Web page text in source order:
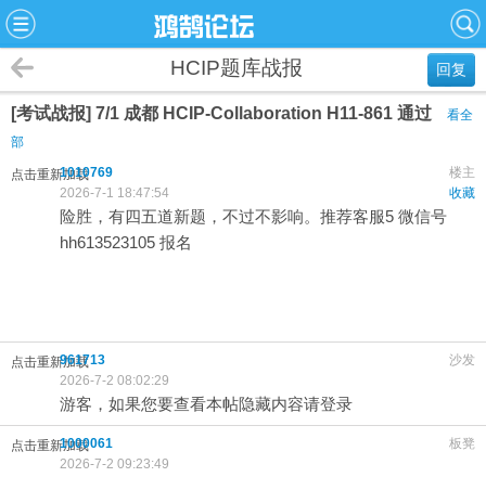
回复
HCIP题库战报
[考试战报] 7/1 成都 HCIP-Collaboration H11-861 通过
看全
部
点击重新加载 楼主
1010769
收藏
2026-7-1 18:47:54
险胜，有四五道新题，不过不影响。推荐客服5 微信号
hh613523105 报名
点击重新加载 沙发
961713
2026-7-2 08:02:29
游客，如果您要查看本帖隐藏内容请登录
点击重新加载 板凳
1000061
2026-7-2 09:23:49